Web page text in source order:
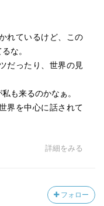
れているけど、この
な。
だったり、世界の見
も来るのかなぁ。
界を中心に話されて
詳細をみる
フォロー